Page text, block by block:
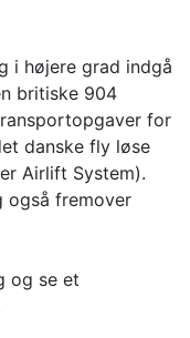
i højere grad indgå
britiske 904
for
danske fly løse
Airlift System).
også fremover
og se et